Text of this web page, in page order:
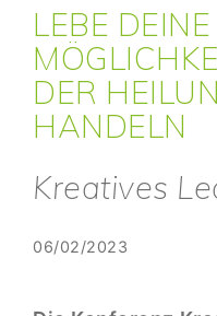
LEBE DEINE
DER
HANDELN
Kreatives
06/02/2023